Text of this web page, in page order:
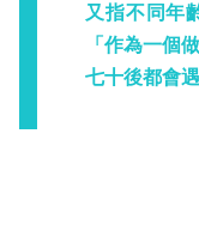
又指不同年
「作為一個
七十後都會